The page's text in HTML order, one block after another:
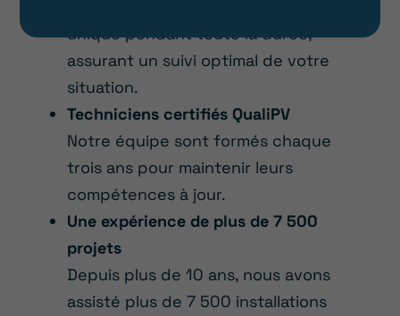
unique pendant toute la durée,
assurant un suivi optimal de votre
situation.
Techniciens certifiés QualiPV
Notre équipe sont formés chaque
trois ans pour maintenir leurs
compétences à jour.
Une expérience de plus de 7 500
projets
Depuis plus de 10 ans, nous avons
assisté plus de 7 500 installations